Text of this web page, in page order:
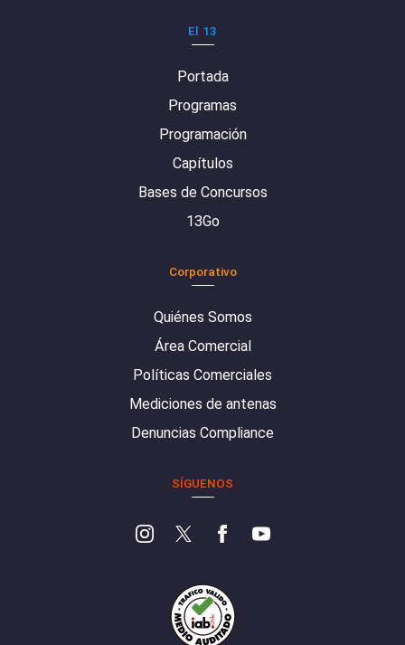
El 13
Portada
Programas
Programación
Capítulos
Bases de Concursos
13Go
Corporativo
Quiénes Somos
Área Comercial
Políticas Comerciales
Mediciones de antenas
Denuncias Compliance
SÍGUENOS